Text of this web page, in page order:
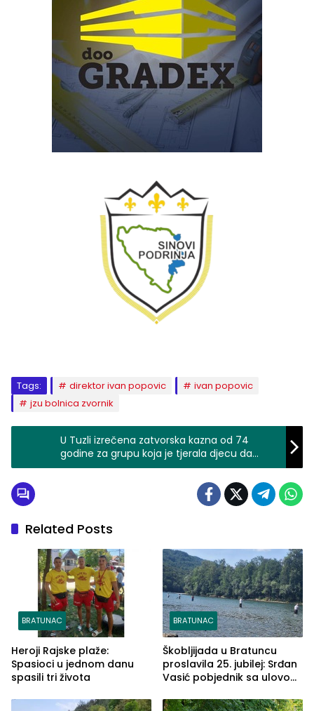
Tags: direktor ivan popovic
ivan popovic
jzu bolnica zvornik
U Tuzli izrečena zatvorska kazna od 74
godine za grupu koja je tjerala djecu da
prose i trgovala djecom (FOTO)
Related Posts
BRATUNAC
Heroji Rajske plaže:
Spasioci u jednom danu
spasili tri života
BRATUNAC
Škobljijada u Bratuncu
proslavila 25. jubilej: Srđan
Vasić pobjednik sa ulovom